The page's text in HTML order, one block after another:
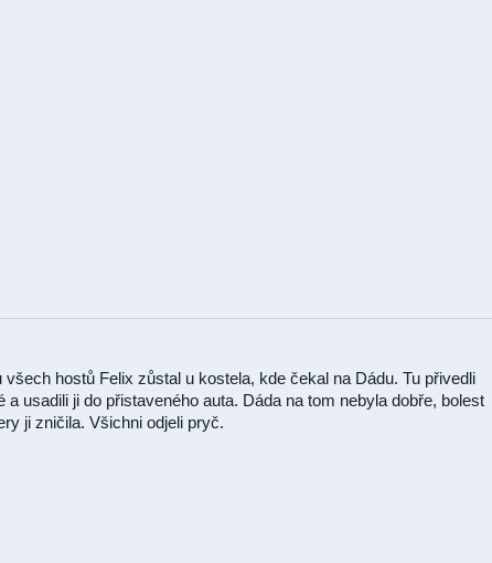
všech hostů Felix zůstal u kostela, kde čekal na Dádu. Tu přivedli
a usadili ji do přistaveného auta. Dáda na tom nebyla dobře, bolest
ji zničila. Všichni odjeli pryč.